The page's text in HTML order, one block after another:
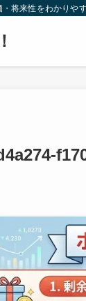
将来性をわかりや